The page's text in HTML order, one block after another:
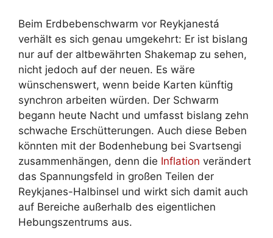
Beim Erdbebenschwarm vor Reykjanestá
verhält es sich genau umgekehrt: Er ist bislang
nur auf der altbewährten Shakemap zu sehen,
nicht jedoch auf der neuen. Es wäre
wünschenswert, wenn beide Karten künftig
synchron arbeiten würden. Der Schwarm
begann heute Nacht und umfasst bislang zehn
schwache Erschütterungen. Auch diese Beben
könnten mit der Bodenhebung bei Svartsengi
zusammenhängen, denn die Inflation verändert
das Spannungsfeld in großen Teilen der
Reykjanes-Halbinsel und wirkt sich damit auch
auf Bereiche außerhalb des eigentlichen
Hebungszentrums aus.